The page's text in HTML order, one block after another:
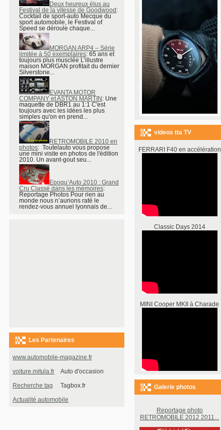
Deux heureux élus au
Festival de la vitesse de Goodwood :
Cocktail de sport-auto Mecque du
sport automobile, le Festival of
Speed se déroule chaque...
MORGAN ARP4 – Série
limitée à 50 exemplaires: 65 ans et
toujours plus musclée L’illustre
maison MORGAN profitait du dernier
Silverstone...
EVANTA MOTOR
COMPANY et ASTON MARTIN : Une
maquette de DBR1 au 1:1 C'est
toujours avec les idées les plus
simples qu'on en prend...
RETROMOBILE 2010 en
photos: Toutelauto vous propose
une mini visite en photos de l'édition
2010. Un avant-gout seu...
Epoqu’Auto 2010 : Grand
Cru Classé dans les mémoires:
Reportage Photos Pour rien au
monde nous n’aurions raté le
rendez-vous annuel lyonnais de...
Les Partenaires
www.automobile-magazine.fr
voiture.mitula.fr Auto d'occasion
Recherche tag Tagbox.fr
Actualité automobile
videos tta TV
FERRARI F40 en accélération
Classic Days 2014
MINI Cooper MKII à Charade
Galerie photos
Reportage photo
RETROMOBILE 2012 2011...